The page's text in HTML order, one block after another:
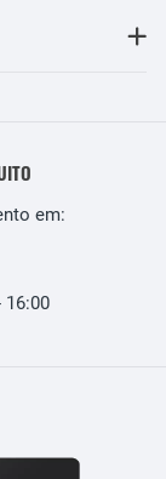
em:
16:00